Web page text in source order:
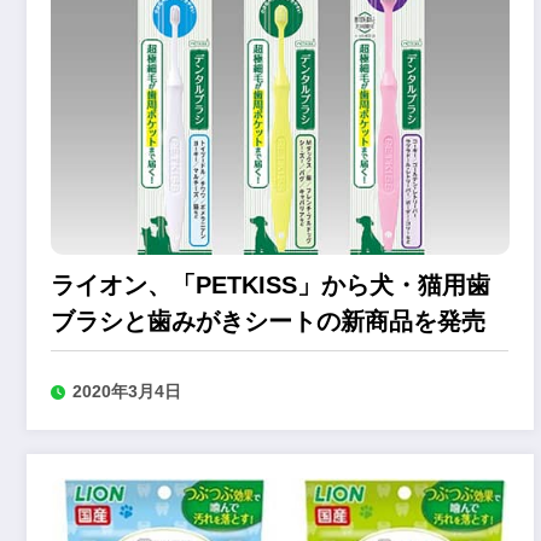
ライオン、「PETKISS」から犬・猫用歯
ブラシと歯みがきシートの新商品を発売
2020年3月4日